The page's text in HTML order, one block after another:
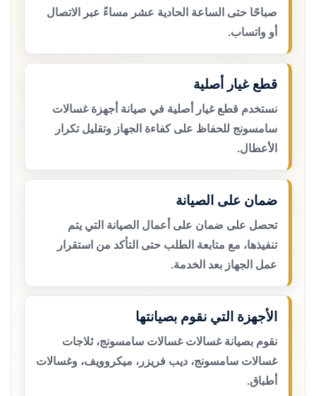
صباحًا حتى الساعة الحادية عشر مساءً عبر الاتصال
أو واتساب.
قطع غيار أصلية
نستخدم قطع غيار أصلية في صيانة أجهزة غسالات
سامسونج للحفاظ على كفاءة الجهاز وتقليل تكرار
الأعطال.
ضمان على الصيانة
تحصل على ضمان على أعمال الصيانة التي يتم
تنفيذها، مع متابعة الطلب حتى التأكد من استقرار
عمل الجهاز بعد الخدمة.
الأجهزة التي نقوم بصيانتها
نقوم بصيانة غسالات غسالات سامسونج، ثلاجات
غسالات سامسونج، ديب فريزر، ميكروويف، وغسالات
أطباق.